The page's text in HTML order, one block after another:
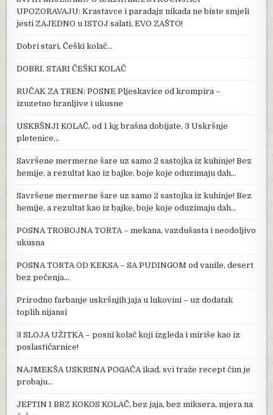
UPOZORAVAJU: Krastavce i paradajz nikada ne biste smjeli
jesti ZAJEDNO u ISTOJ salati, EVO ZAŠTO!
Dobri stari, Češki kolač…
DOBRI, STARI ČEŠKI KOLAČ
RUČAK ZA TREN: POSNE Pljeskavice od krompira –
izuzetno hranljive i ukusne
USKRŠNJI KOLAČ, od 1 kg brašna dobijate, 3 Uskršnje
pletenice…
Savršene mermerne šare uz samo 2 sastojka iz kuhinje! Bez
hemije, a rezultat kao iz bajke, boje koje oduzimaju dah…
Savršene mermerne šare uz samo 2 sastojka iz kuhinje! Bez
hemije, a rezultat kao iz bajke, boje koje oduzimaju dah…
POSNA TROBOJNA TORTA – mekana, vazdušasta i neodoljivo
ukusna
POSNA TORTA OD KEKSA – SA PUDINGOM od vanile, desert
bez pečenja…
Prirodno farbanje uskršnjih jaja u lukovini – uz dodatak
toplih nijansi
3 SLOJA UŽITKA – posni kolač koji izgleda i miriše kao iz
poslastičarnice!
NAJMEKŠA USKRSNA POGAČA ikad, svi traže recept čim je
probaju…
JEFTIN I BRZ KOKOS KOLAČ, bez jaja, bez miksera, mjera na